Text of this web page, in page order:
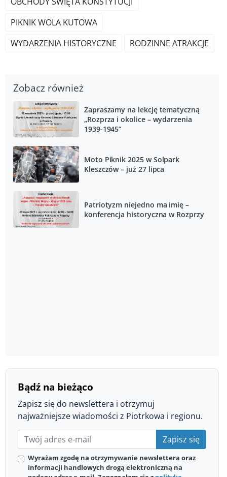
PIKNIK WOLA KUTOWA
WYDARZENIA HISTORYCZNE
RODZINNE ATRAKCJE
Zobacz również
Zapraszamy na lekcję tematyczną
„Rozprza i okolice – wydarzenia
1939-1945”
Moto Piknik 2025 w Solpark
Kleszczów – już 27 lipca
Patriotyzm niejedno ma imię –
konferencja historyczna w Rozprzy
Bądź na bieżąco
Zapisz się do newslettera i otrzymuj
najważniejsze wiadomości z Piotrkowa i regionu.
Zapisz się
Wyrażam zgodę na otrzymywanie newslettera oraz
informacji handlowych drogą elektroniczną na